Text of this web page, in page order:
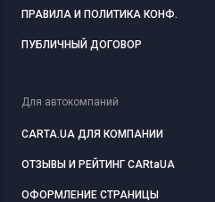
ПРАВИЛА И ПОЛИТИКА КОНФ.
ПУБЛИЧНЫЙ ДОГОВОР
Для автокомпаний
CARTA.UA ДЛЯ КОМПАНИИ
ОТЗЫВЫ И РЕЙТИНГ CARtaUA
ОФОРМЛЕНИЕ СТРАНИЦЫ